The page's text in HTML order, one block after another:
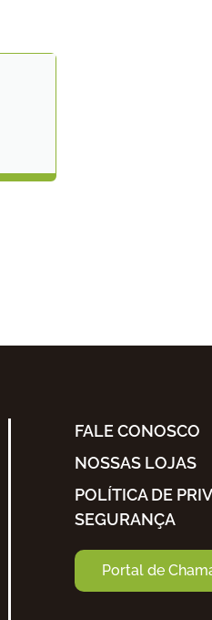
FALE CONOSCO
NOSSAS LOJAS
POLÍTICA DE
SEGURANÇA
Portal de